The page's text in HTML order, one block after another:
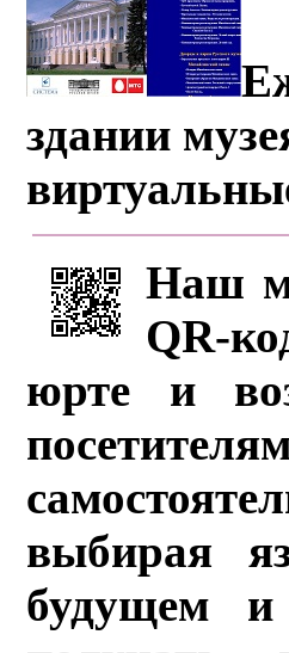
здании
Наш
QR-
юрте и
выбирая
будущем и